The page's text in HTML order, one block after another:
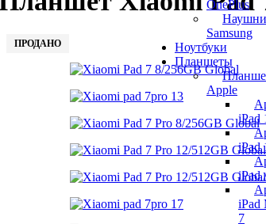
OnePlus
Samsung
Ноутбуки
Планшеты
Apple
iPad
iPad
iPad
iPad
7
ПРОДАНО